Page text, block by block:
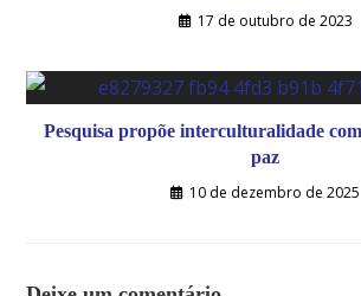
17 de outubro de 2023
Pesquisa propõe interculturalidade
paz
10 de dezembro de 2025